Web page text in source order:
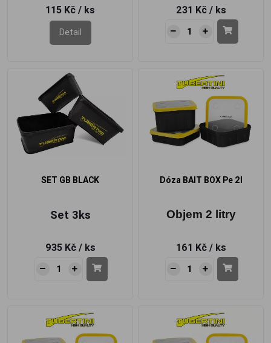
115 Kč / ks
Detail
231 Kč / ks
SET GB BLACK
Set 3ks
935 Kč / ks
Dóza BAIT BOX Pe 2l
Objem 2 litry
161 Kč / ks